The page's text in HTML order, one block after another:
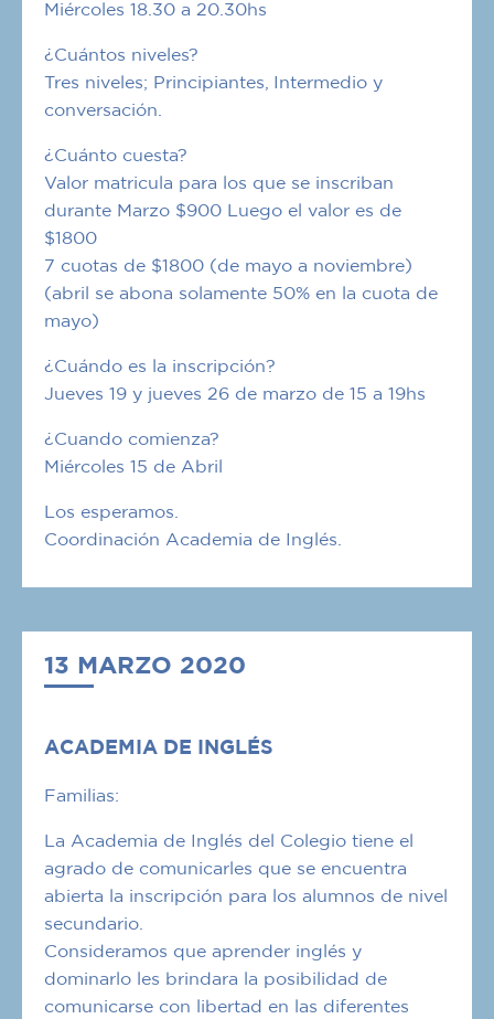
Miércoles 18.30 a 20.30hs
¿Cuántos niveles?
Tres niveles; Principiantes, Intermedio y
conversación.
¿Cuánto cuesta?
Valor matricula para los que se inscriban
durante Marzo $900 Luego el valor es de
$1800
7 cuotas de $1800 (de mayo a noviembre)
(abril se abona solamente 50% en la cuota de
mayo)
¿Cuándo es la inscripción?
Jueves 19 y jueves 26 de marzo de 15 a 19hs
¿Cuando comienza?
Miércoles 15 de Abril
Los esperamos.
Coordinación Academia de Inglés.
13 MARZO 2020
ACADEMIA DE INGLÉS
Familias:
La Academia de Inglés del Colegio tiene el
agrado de comunicarles que se encuentra
abierta la inscripción para los alumnos de nivel
secundario.
Consideramos que aprender inglés y
dominarlo les brindara la posibilidad de
comunicarse con libertad en las diferentes